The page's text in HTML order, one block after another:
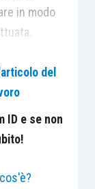
in modo
(pur in
fede e
del
ID e se non